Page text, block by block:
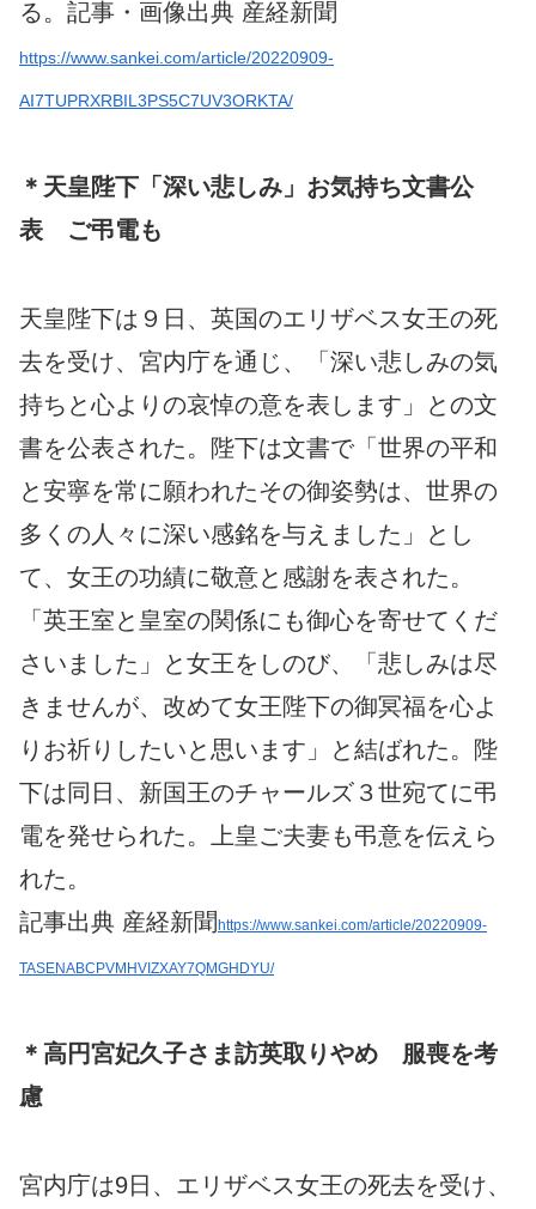
る。記事・画像出典 産経新聞
https://www.sankei.com/article/20220909-
AI7TUPRXRBIL3PS5C7UV3ORKTA/
＊天皇陛下「深い悲しみ」お気持ち文書公
表 ご弔電も
天皇陛下は９日、英国のエリザベス女王の死
去を受け、宮内庁を通じ、「深い悲しみの気
持ちと心よりの哀悼の意を表します」との文
書を公表された。陛下は文書で「世界の平和
と安寧を常に願われたその御姿勢は、世界の
多くの人々に深い感銘を与えました」とし
て、女王の功績に敬意と感謝を表された。
「英王室と皇室の関係にも御心を寄せてくだ
さいました」と女王をしのび、「悲しみは尽
きませんが、改めて女王陛下の御冥福を心よ
りお祈りしたいと思います」と結ばれた。陛
下は同日、新国王のチャールズ３世宛てに弔
電を発せられた。上皇ご夫妻も弔意を伝えら
れた。
記事出典 産経新聞https://www.sankei.com/article/20220909-
TASENABCPVMHVIZXAY7QMGHDYU/
＊高円宮妃久子さま訪英取りやめ 服喪を考
慮
宮内庁は9日、エリザベス女王の死去を受け、